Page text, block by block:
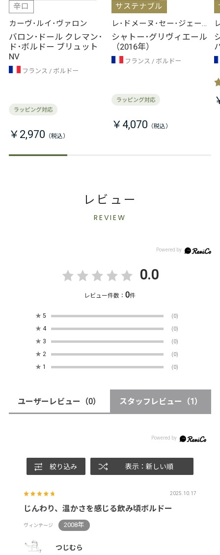
辛口
カーヴ･ルイ･ヴァロン
バロン･ドール クレマン･
ド･ボルドー ブリュット
NV
フランス ボルドー
￥2,970
サステナブル
レ･ドメーヌ･セー･ジェー･
エール
シャトー･グリヴィエール
（2016年）
フランス ボルドー
￥4,070
レビュー
REVIEW
0.0
レビュー件数：0件
★ 5 (0)
★ 4 (0)
★ 3 (0)
★ 2 (0)
★ 1 (0)
ユーザーレビュー （0） スタッフレビュー （1）
絞り込み 表示：新しい順
2025.10.17
じんわり、温かさを感じる飲み頃ボルドー
ヴィンテージ 2008年
つじむら